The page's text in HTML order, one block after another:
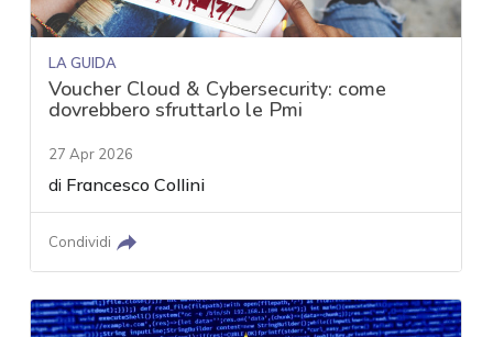
LA GUIDA
Voucher Cloud & Cybersecurity: come
dovrebbero sfruttarlo le Pmi
27 Apr 2026
di Francesco Collini
Condividi